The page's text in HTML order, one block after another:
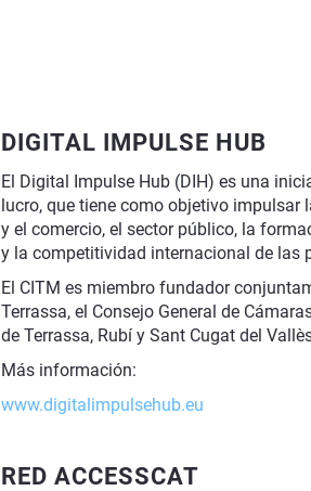
DIGITAL IMPULSE HUB
El Digital Impulse Hub (DIH) es una
lucro, que tiene como objetivo
y el comercio, el sector público, la
y la competitividad internacional de las
El CITM es miembro fundador
Terrassa, el Consejo General de
de Terrassa, Rubí y Sant Cugat del
Más información:
www.digitalimpulsehub.eu
RED ACCESSCAT